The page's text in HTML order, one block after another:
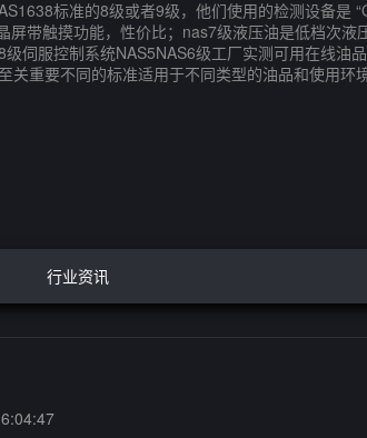
标准的8级或者9级，他们使用的检测设备是
带触摸功能，性价比；nas7级液压油是低档次
伺服控制系统NAS5NAS6级工厂实测可用在线
重要不同的标准适用于不同类型的油品和使用
行业资讯